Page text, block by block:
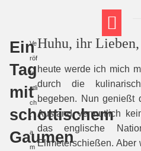
Ein
Tag
mit
schottischem
Gaumen
Ve
röf
fe
ntli
ch
t
a
m
Huhu, ihr Lieben,
heute werde ich mich
durch die
begeben. Nun genießt
Ausland vermutlich
das englische
Elfmeterschießen.